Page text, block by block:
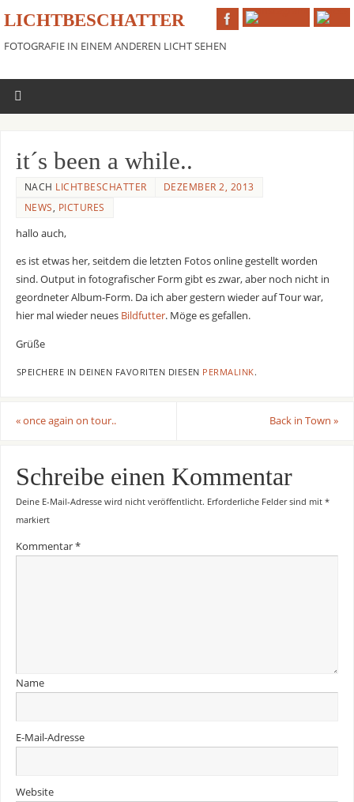
LICHTBESCHATTER
FOTOGRAFIE IN EINEM ANDEREN LICHT SEHEN
it´s been a while..
NACH LICHTBESCHATTER
DEZEMBER 2, 2013
NEWS, PICTURES
hallo auch,
es ist etwas her, seitdem die letzten Fotos online gestellt worden
sind. Output in fotografischer Form gibt es zwar, aber noch nicht in
geordneter Album-Form. Da ich aber gestern wieder auf Tour war,
hier mal wieder neues Bildfutter. Möge es gefallen.
Grüße
SPEICHERE IN DEINEN FAVORITEN DIESEN PERMALINK.
«once again on tour.. Back in Town»
Schreibe einen Kommentar
Deine E-Mail-Adresse wird nicht veröffentlicht. Erforderliche Felder sind mit *
markiert
Kommentar*
Name
E-Mail-Adresse
Website